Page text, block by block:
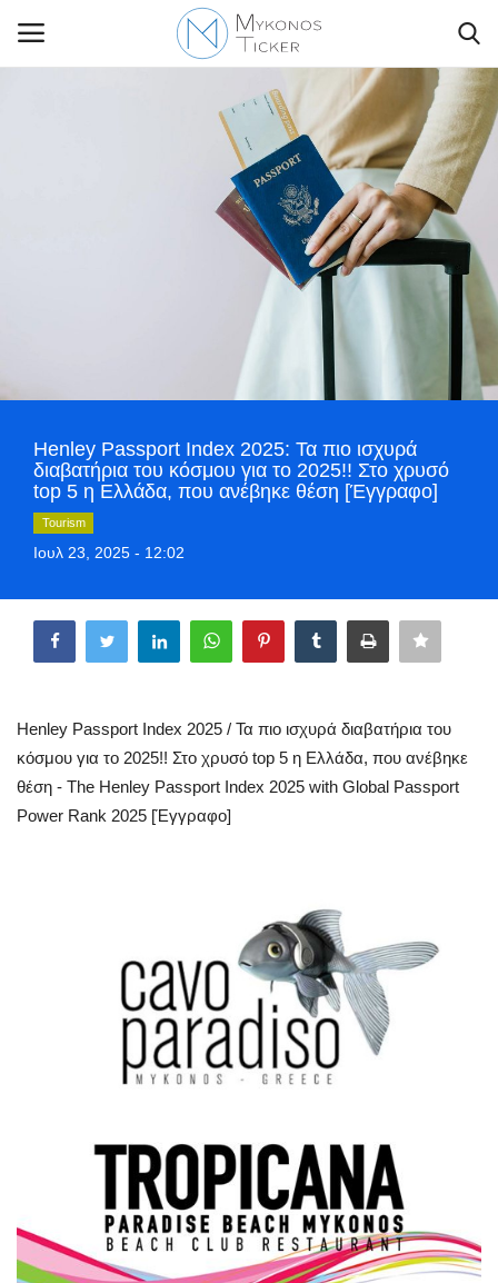
World
Style Adorés
Greece
Arts & Culture
Sport
Science & Tech
Aegean Islands
Σεβασμιώτατος Δωρόθεος Β’
Cost Of Living Crisis
Opinion + Analysis
Henley Passport Index 2025: Τα πιο ισχυρά
διαβατήρια του κόσμου για το 2025!! Στο χρυσό
top 5 η Ελλάδα, που ανέβηκε θέση [Έγγραφο]
Tourism
Ιουλ 23, 2025 - 12:02
Henley Passport Index 2025 / Τα πιο ισχυρά διαβατήρια του
κόσμου για το 2025!! Στο χρυσό top 5 η Ελλάδα, που ανέβηκε
θέση - The Henley Passport Index 2025 with Global Passport
Power Rank 2025 [Έγγραφο]